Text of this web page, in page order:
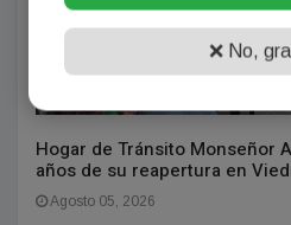
Hogar de Tránsito Monseñor
años de su reapertura en
Agosto 05, 2026
❌ No,